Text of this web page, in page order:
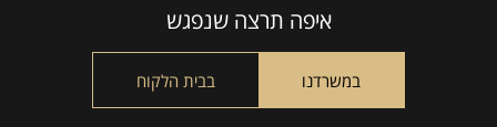
איפה תרצה שנפגש
במשרדנו בבית הלקוח